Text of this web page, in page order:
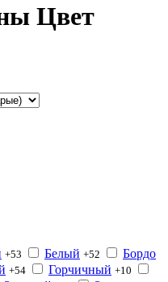
Цвет
+53 Белый +52 Бордо
+54 Горчичный +10